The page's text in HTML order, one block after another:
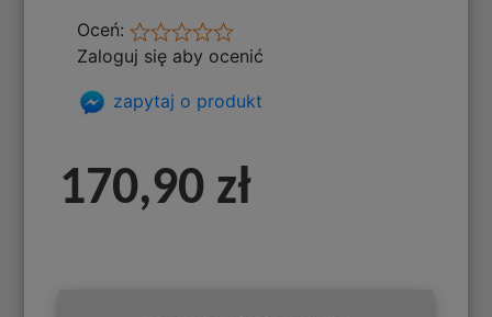
Oceń:
Zaloguj się aby ocenić
zapytaj o produkt
170,90 zł